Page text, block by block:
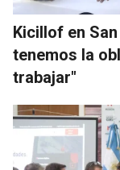
Kicillof en
tenemos la
trabajar"